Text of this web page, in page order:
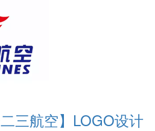
三航空】LOGO设计